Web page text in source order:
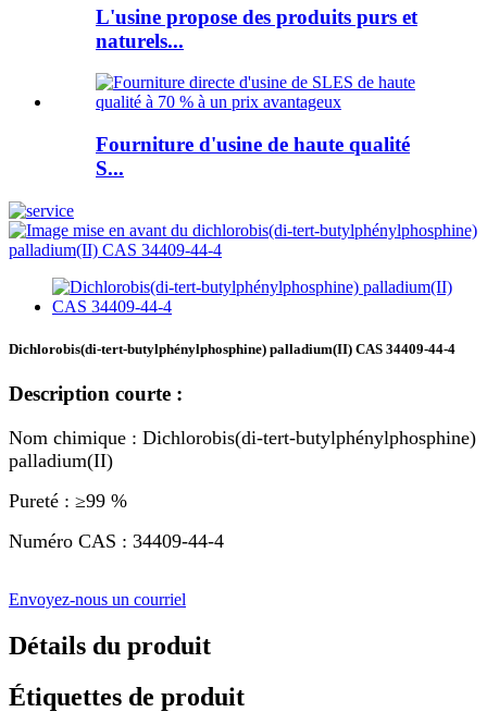
L'usine propose des produits purs et
naturels...
Fourniture d'usine de haute qualité
S...
Dichlorobis(di-tert-butylphénylphosphine) palladium(II) CAS 34409-44-4
Description courte :
Nom chimique : Dichlorobis(di-tert-butylphénylphosphine)
palladium(II)
Pureté : ≥99 %
Numéro CAS : 34409-44-4
Envoyez-nous un courriel
Détails du produit
Étiquettes de produit